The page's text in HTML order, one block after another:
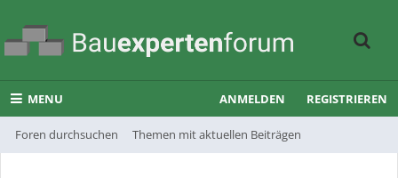
MENU
Foren durchsuchen Themen mit aktuellen Beiträgen
ANMELDEN REGISTRIEREN